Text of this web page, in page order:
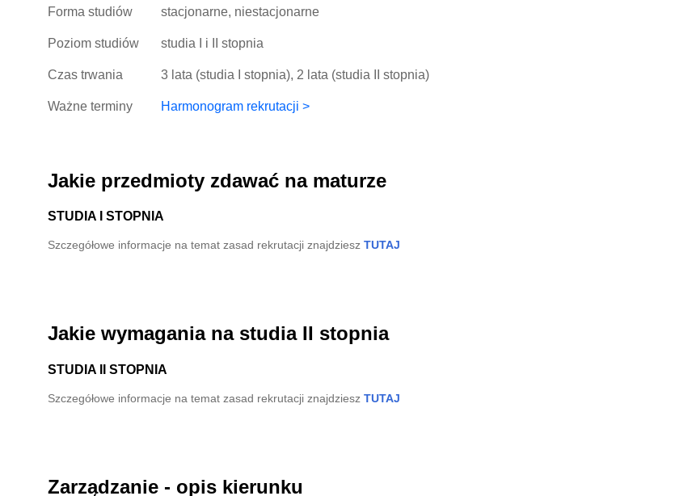
Forma studiów stacjonarne, niestacjonarne
Poziom studiów studia I i II stopnia
Czas trwania 3 lata (studia I stopnia), 2 lata (studia II stopnia)
Ważne terminy Harmonogram rekrutacji >
Jakie przedmioty zdawać na maturze
STUDIA I STOPNIA
Szczegółowe informacje na temat zasad rekrutacji znajdziesz TUTAJ
Jakie wymagania na studia II stopnia
STUDIA II STOPNIA
Szczegółowe informacje na temat zasad rekrutacji znajdziesz TUTAJ
Zarządzanie - opis kierunku